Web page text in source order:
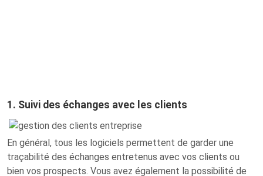
1. Suivi des échanges avec les clients
En général, tous les logiciels permettent de garder une
traçabilité des échanges entretenus avec vos clients ou
bien vos prospects. Vous avez également la possibilité de